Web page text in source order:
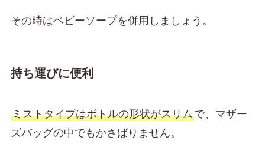
その時はベビーソープを併用しましょう。
持ち運びに便利
ミストタイプはボトルの形状がスリムで、マザー
ズバッグの中でもかさばりません。